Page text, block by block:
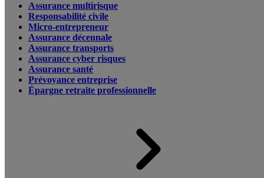
Assurance multirisque
Responsabilité civile
Micro-entrepreneur
Assurance décennale
Assurance transports
Assurance cyber risques
Assurance santé
Prévoyance entreprise
Épargne retraite professionnelle